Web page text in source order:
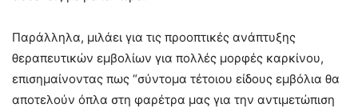
Παράλληλα, μιλάει για τις προοπτικές ανάπτυξης
θεραπευτικών εμβολίων για πολλές μορφές καρκίνου,
επισημαίνοντας πως “σύντομα τέτοιου είδους εμβόλια θα
αποτελούν όπλα στη φαρέτρα μας για την αντιμετώπιση